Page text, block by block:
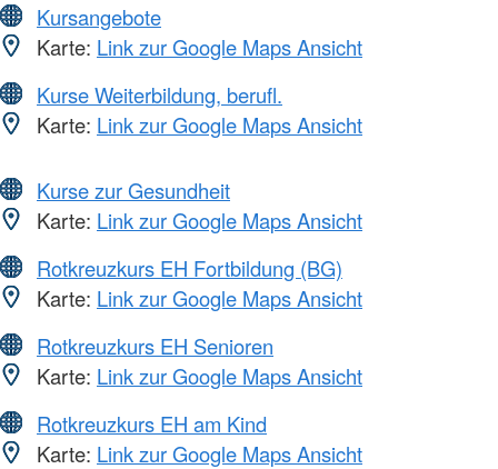
Kursangebote
Karte: Link zur Google Maps Ansicht
Kurse Weiterbildung, berufl.
Karte: Link zur Google Maps Ansicht
Kurse zur Gesundheit
Karte: Link zur Google Maps Ansicht
Rotkreuzkurs EH Fortbildung (BG)
Karte: Link zur Google Maps Ansicht
Rotkreuzkurs EH Senioren
Karte: Link zur Google Maps Ansicht
Rotkreuzkurs EH am Kind
Karte: Link zur Google Maps Ansicht